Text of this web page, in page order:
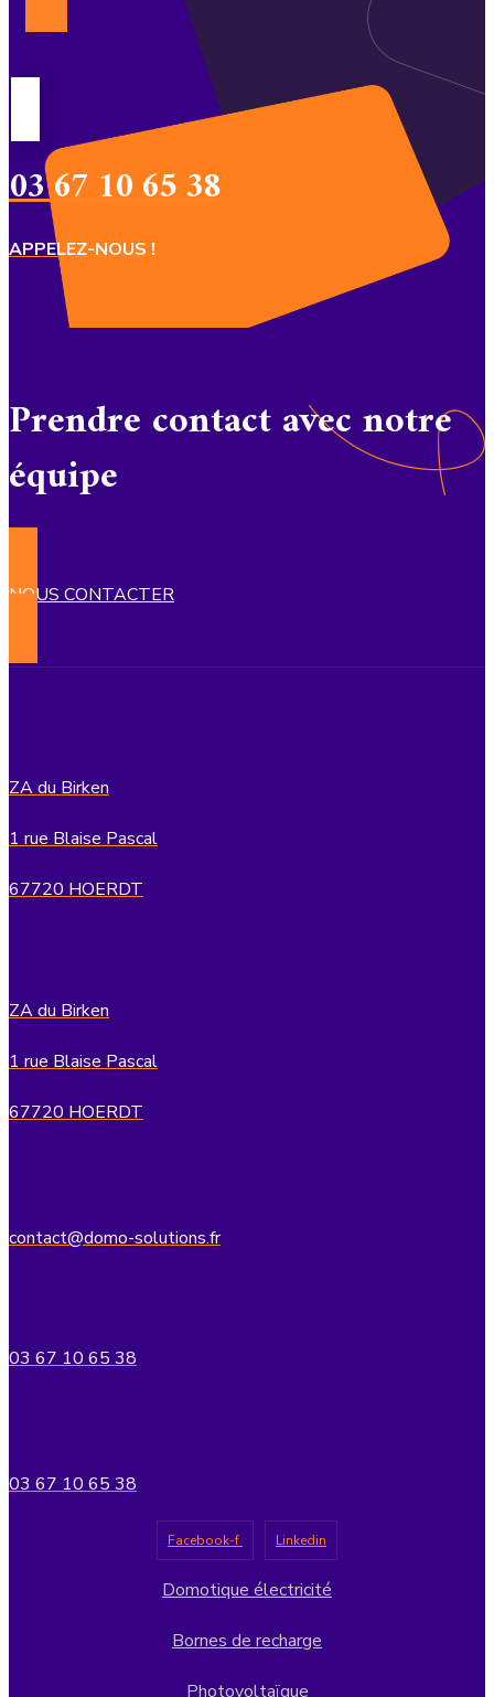
03 67 10 65 38
APPELEZ-NOUS !
Prendre contact avec notre
équipe
NOUS CONTACTER
ZA du Birken
1 rue Blaise Pascal
67720 HOERDT
ZA du Birken
1 rue Blaise Pascal
67720 HOERDT
contact@domo-solutions.fr
03 67 10 65 38
03 67 10 65 38
Facebook-f Linkedin
Domotique électricité
Bornes de recharge
Photovoltaïque